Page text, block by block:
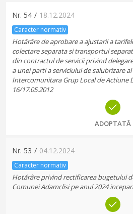
Nr. 54 / 18.12.2024
Caracter normativ
Hotărâre de aprobare a ajustarii a
colectare separata si transportul
din contractul de servicii privind
a unei parti a serviciului de salubrizare
Intercomunitara Grup Local de Actiune
16/17.05.2012
ADOPTATĂ
Nr. 53 / 04.12.2024
Caracter normativ
Hotărâre privind rectificarea bugetului
Comunei Adamclisi pe anul 2024